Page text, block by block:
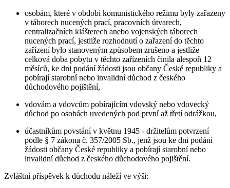
osobám, které v období komunistického režimu byly zařazeny
v táborech nucených prací, pracovních útvarech,
centralizačních klášterech anebo vojenských táborech
nucených prací, jestliže rozhodnutí o zařazení do těchto
zařízení bylo stanoveným způsobem zrušeno a jestliže
celková doba pobytu v těchto zařízeních činila alespoň 12
měsíců, ke dni podání žádosti jsou občany České republiky a
pobírají starobní nebo invalidní důchod z českého
důchodového pojištění,
vdovám a vdovcům pobírajícím vdovský nebo vdovecký
důchod po osobách uvedených pod první až třetí odrážkou,
účastníkům povstání v květnu 1945 - držitelům potvrzení
podle § 7 zákona č. 357/2005 Sb., jenž jsou ke dni podání
žádosti občany České republiky a pobírají starobní nebo
invalidní důchod z českého důchodového pojištění.
Zvláštní příspěvek k důchodu náleží ve výši: